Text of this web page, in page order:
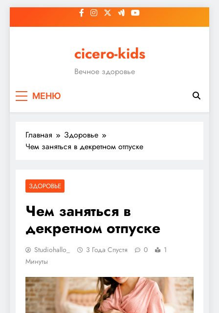
к
cicero-kids
Вечное здоровье
МЕНЮ
Главная
Здоровье
Чем заняться в декретном отпуске
ЗДОРОВЬЕ
Чем заняться в
декретном отпуске
Studiohallo_ 3 Года Спустя 0
1
Минуты